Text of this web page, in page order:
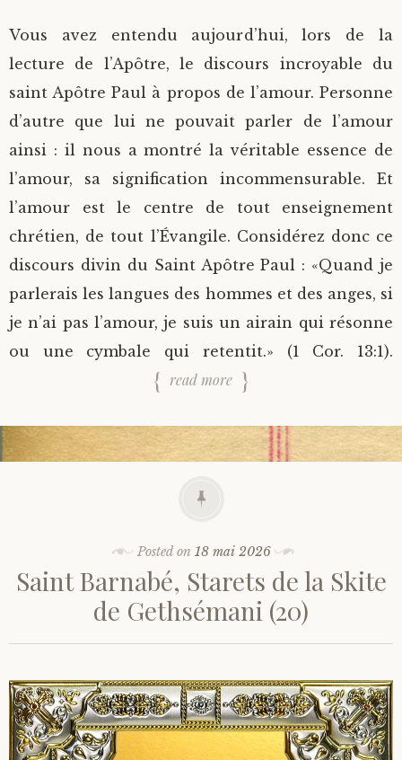
Vous avez entendu aujourd’hui, lors de la
lecture de l’Apôtre, le discours incroyable du
saint Apôtre Paul à propos de l’amour. Personne
d’autre que lui ne pouvait parler de l’amour
ainsi : il nous a montré la véritable essence de
l’amour, sa signification incommensurable. Et
l’amour est le centre de tout enseignement
chrétien, de tout l’Évangile. Considérez donc ce
discours divin du Saint Apôtre Paul : «Quand je
parlerais les langues des hommes et des anges, si
je n’ai pas l’amour, je suis un airain qui résonne
ou une cymbale qui retentit.» (1 Cor. 13:1).
read more
Posted on 18 mai 2026
Saint Barnabé, Starets de la Skite
de Gethsémani (20)